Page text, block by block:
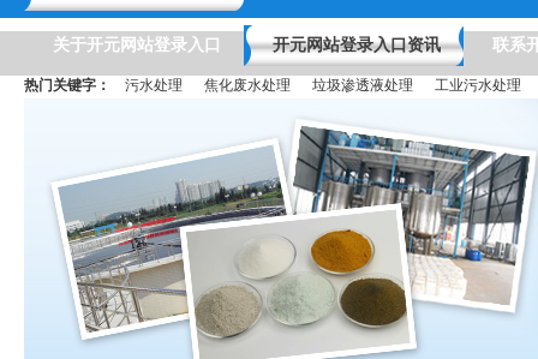
关于开元网站登录入口 开元网站登录入口资讯 联系
热门关键字： 污水处理 焦化废水处理 垃圾渗透液处理 工业污水处理